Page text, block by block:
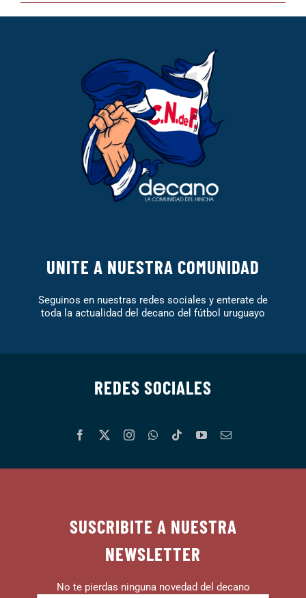
UNITE A NUESTRA COMUNIDAD
Seguinos en nuestras redes sociales y enterate de
toda la actualidad del decano del fútbol uruguayo
REDES SOCIALES
SUSCRIBITE A NUESTRA
NEWSLETTER
No te pierdas ninguna novedad del decano